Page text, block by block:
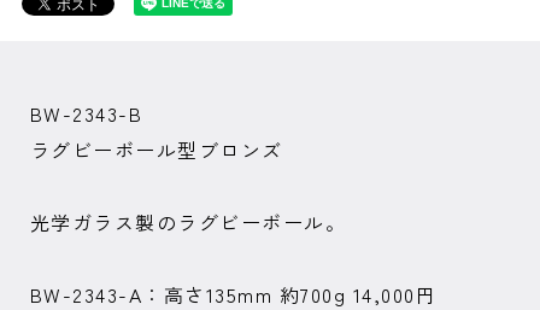
BW-2343-B
ラグビーボール型ブロンズ
光学ガラス製のラグビーボール。
BW-2343-A：高さ135mm 約700g 14,000円